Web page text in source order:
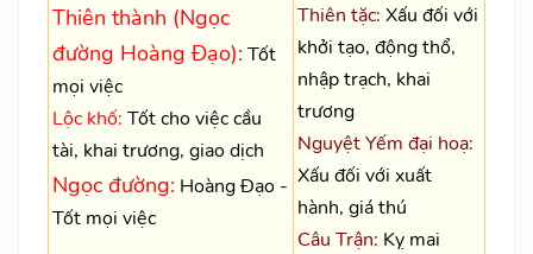
Thiên thành (Ngọc
đường Hoàng Đạo): Tốt
mọi việc
Lộc khố: Tốt cho việc cầu
tài, khai trương, giao dịch
Ngọc đường: Hoàng Đạo -
Tốt mọi việc
Thiên tặc: Xấu đối với
khởi tạo, động thổ,
nhập trạch, khai
trương
Nguyệt Yếm đại hoạ:
Xấu đối với xuất
hành, giá thú
Câu Trận: Kỵ mai